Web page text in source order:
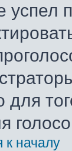
успел
для
к началу